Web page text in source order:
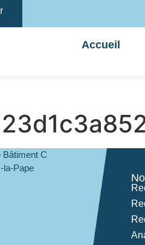
Accueil
Bâtiment C
la-Pape